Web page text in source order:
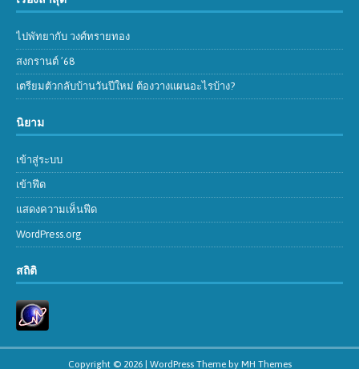
ไปพัทยากับ วงศ์ทรายทอง
สงกรานต์ ’68
เตรียมตัวกลับบ้านวันปีใหม่ ต้องวางแผนอะไรบ้าง?
นิยาม
เข้าสู่ระบบ
เข้าฟีด
แสดงความเห็นฟีด
WordPress.org
สถิติ
Copyright © 2026 | WordPress Theme by MH Themes